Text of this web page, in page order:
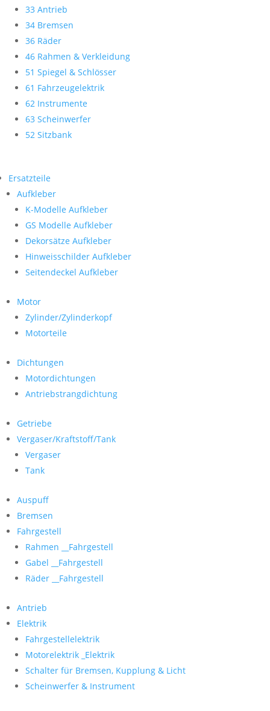
33 Antrieb
34 Bremsen
36 Räder
46 Rahmen & Verkleidung
51 Spiegel & Schlösser
61 Fahrzeugelektrik
62 Instrumente
63 Scheinwerfer
52 Sitzbank
Ersatzteile
Aufkleber
K-Modelle Aufkleber
GS Modelle Aufkleber
Dekorsätze Aufkleber
Hinweisschilder Aufkleber
Seitendeckel Aufkleber
Motor
Zylinder/Zylinderkopf
Motorteile
Dichtungen
Motordichtungen
Antriebstrangdichtung
Getriebe
Vergaser/Kraftstoff/Tank
Vergaser
Tank
Auspuff
Bremsen
Fahrgestell
Rahmen __Fahrgestell
Gabel __Fahrgestell
Räder __Fahrgestell
Antrieb
Elektrik
Fahrgestellelektrik
Motorelektrik _Elektrik
Schalter für Bremsen, Kupplung & Licht
Scheinwerfer & Instrument